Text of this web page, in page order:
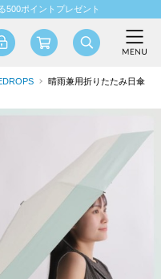
500ポイントプレゼント
晴雨兼用折りたたみ日傘